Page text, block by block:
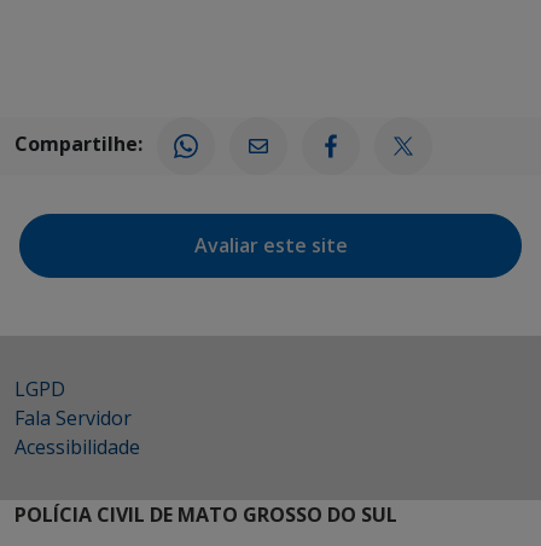
Compartilhe:
Avaliar este site
LGPD
Fala Servidor
Acessibilidade
POLÍCIA CIVIL DE MATO GROSSO DO SUL